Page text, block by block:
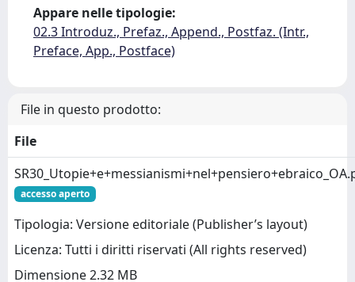
Appare nelle tipologie:
02.3 Introduz., Prefaz., Append., Postfaz. (Intr.,
Preface, App., Postface)
File in questo prodotto:
File
accesso aperto
Tipologia: Versione editoriale (Publisher’s layout)
Licenza: Tutti i diritti riservati (All rights reserved)
Dimensione 2.32 MB